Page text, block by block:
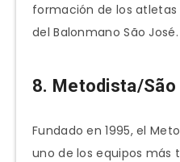
formación de los atletas
del Balonmano São José.
8. Metodista/São
Fundado en 1995, el
uno de los equipos más